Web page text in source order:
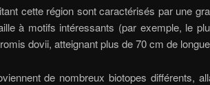
cette région sont caractérisés par une
à motifs intéressants (par exemple, le
dovii, atteignant plus de 70 cm de
de nombreux biotopes différents,